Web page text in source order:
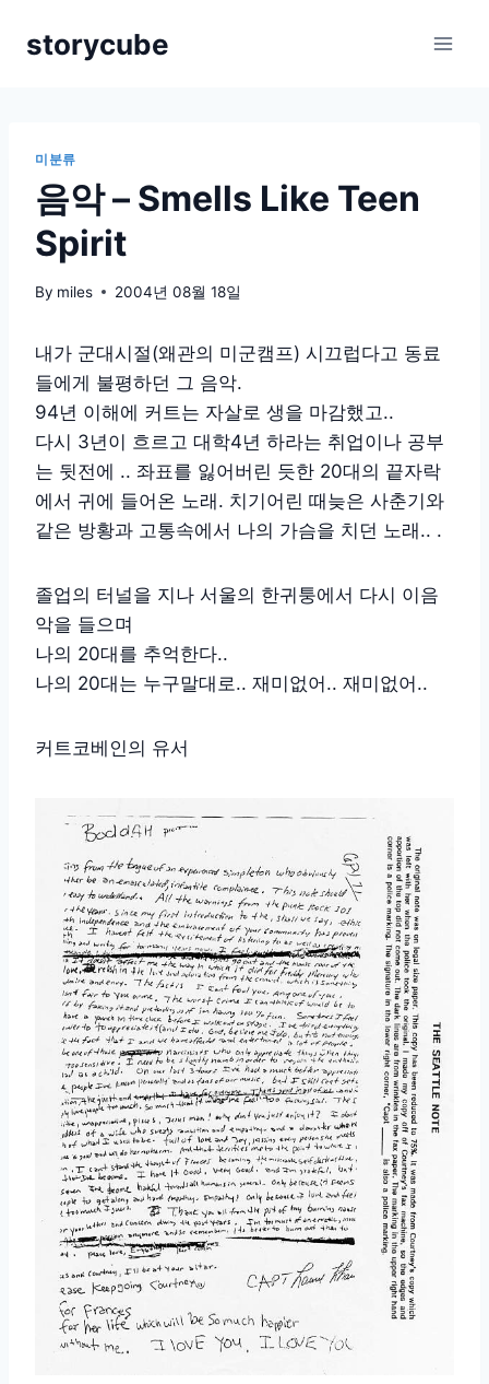
storycube
미분류
음악 – Smells Like Teen
Spirit
By miles 2004년 08월 18일
내가 군대시절(왜관의 미군캠프) 시끄럽다고 동료
들에게 불평하던 그 음악.
94년 이해에 커트는 자살로 생을 마감했고..
다시 3년이 흐르고 대학4년 하라는 취업이나 공부
는 뒷전에 .. 좌표를 잃어버린 듯한 20대의 끝자락
에서 귀에 들어온 노래. 치기어린 때늦은 사춘기와
같은 방황과 고통속에서 나의 가슴을 치던 노래.. .
졸업의 터널을 지나 서울의 한귀퉁에서 다시 이음
악을 들으며
나의 20대를 추억한다..
나의 20대는 누구말대로.. 재미없어.. 재미없어..
커트코베인의 유서